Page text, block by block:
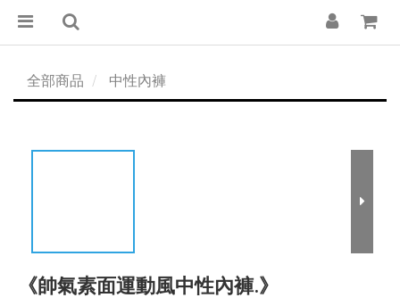
全部商品 中性內褲
《帥氣素面運動風中性內褲.》